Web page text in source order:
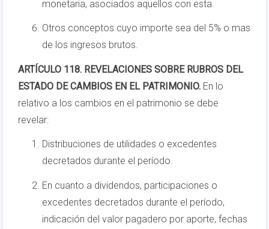
monetaria, asociados aquellos con esta.
Otros conceptos cuyo importe sea del 5% o mas
de los ingresos brutos.
ARTÍCULO 118. REVELACIONES SOBRE RUBROS DEL
ESTADO DE CAMBIOS EN EL PATRIMONIO. En lo
relativo a los cambios en el patrimonio se debe
revelar:
Distribuciones de utilidades o excedentes
decretados durante el período.
En cuanto a dividendos, participaciones o
excedentes decretados durante el período,
indicación del valor pagadero por aporte, fechas